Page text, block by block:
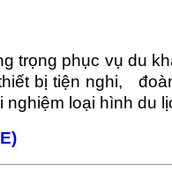
trọng phục vụ du
bị tiện nghi,
loại hình du